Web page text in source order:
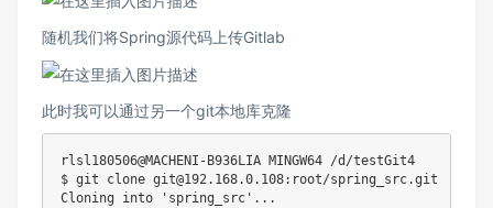
随机我们将Spring源代码上传Gitlab
此时我可以通过另一个git本地库克隆
rlsl180506@MACHENI-B936LIA MINGW64 /d/testGit4
$ git clone git@192.168.0.108:root/spring_src.git
Cloning into 'spring_src'...